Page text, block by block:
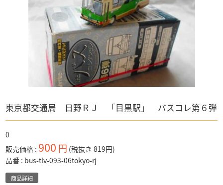
ベルセルク
ナイトメア
ディズニー
「ディズニー」全て
マジカルコレクション
ボックス入り
PREMiUM・X
WiT'S
警察 消防
バス
「バス」全て
トミカ
トミーテック製
その他国産品
輸入品
トラック
「トラック」全て
1/64スケール
「1/64スケール」全て
トミーテック
食玩など
ドラゴンボールZ
奇譚クラブ
ワンピース
ガンダム
東京都交通局 日野ＲＪ 「目黒駅」 バスコレ第６弾
0
販売価格 900 円 (税抜き 819円)
品番 bus-tlv-093-06tokyo-rj
商品詳細